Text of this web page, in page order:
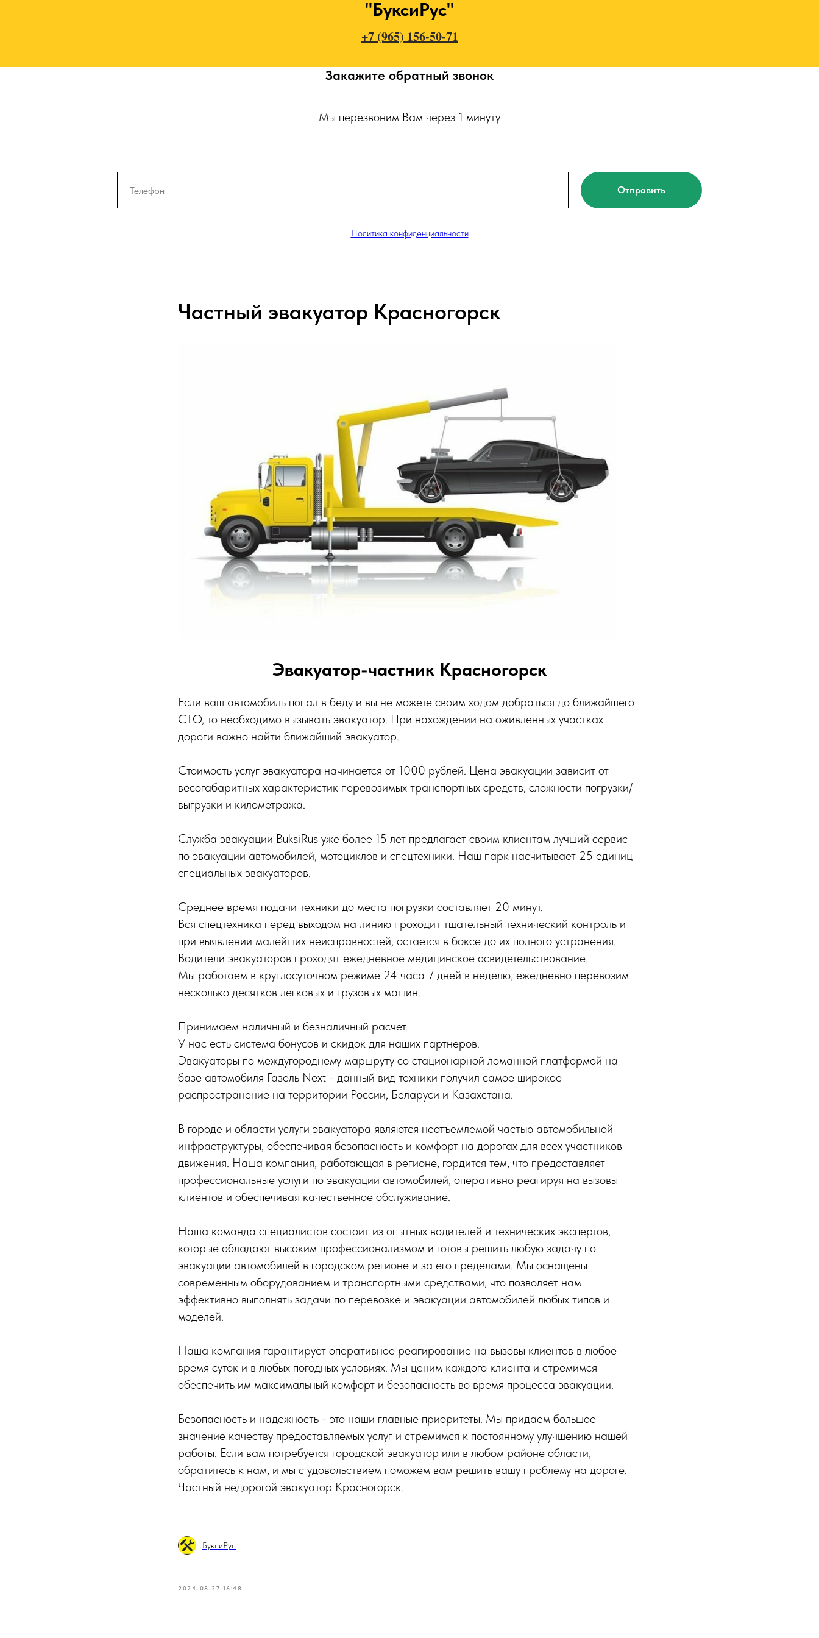
"БуксиРус"
+7 (965) 156-50-71
Закажите обратный звонок
Мы перезвоним Вам через 1 минуту
Отправить
Политика конфиденциальности
Частный эвакуатор Красногорск
Эвакуатор-частник Красногорск
Если ваш автомобиль попал в беду и вы не можете своим ходом добраться до ближайшего
СТО, то необходимо вызывать эвакуатор. При нахождении на оживленных участках
дороги важно найти ближайший эвакуатор.
Стоимость услуг эвакуатора начинается от 1000 рублей. Цена эвакуации зависит от
весогабаритных характеристик перевозимых транспортных средств, сложности погрузки/
выгрузки и километража.
Служба эвакуации BuksiRus уже более 15 лет предлагает своим клиентам лучший сервис
по эвакуации автомобилей, мотоциклов и спецтехники. Наш парк насчитывает 25 единиц
специальных эвакуаторов.
Среднее время подачи техники до места погрузки составляет 20 минут.
Вся спецтехника перед выходом на линию проходит тщательный технический контроль и
при выявлении малейших неисправностей, остается в боксе до их полного устранения.
Водители эвакуаторов проходят ежедневное медицинское освидетельствование.
Мы работаем в круглосуточном режиме 24 часа 7 дней в неделю, ежедневно перевозим
несколько десятков легковых и грузовых машин.
Принимаем наличный и безналичный расчет.
У нас есть система бонусов и скидок для наших партнеров.
Эвакуаторы по междугороднему маршруту со стационарной ломанной платформой на
базе автомобиля Газель Next - данный вид техники получил самое широкое
распространение на территории России, Беларуси и Казахстана.
В городе и области услуги эвакуатора являются неотъемлемой частью автомобильной
инфраструктуры, обеспечивая безопасность и комфорт на дорогах для всех участников
движения. Наша компания, работающая в регионе, гордится тем, что предоставляет
профессиональные услуги по эвакуации автомобилей, оперативно реагируя на вызовы
клиентов и обеспечивая качественное обслуживание.
Наша команда специалистов состоит из опытных водителей и технических экспертов,
которые обладают высоким профессионализмом и готовы решить любую задачу по
эвакуации автомобилей в городском регионе и за его пределами. Мы оснащены
современным оборудованием и транспортными средствами, что позволяет нам
эффективно выполнять задачи по перевозке и эвакуации автомобилей любых типов и
моделей.
Наша компания гарантирует оперативное реагирование на вызовы клиентов в любое
время суток и в любых погодных условиях. Мы ценим каждого клиента и стремимся
обеспечить им максимальный комфорт и безопасность во время процесса эвакуации.
Безопасность и надежность - это наши главные приоритеты. Мы придаем большое
значение качеству предоставляемых услуг и стремимся к постоянному улучшению нашей
работы. Если вам потребуется городской эвакуатор или в любом районе области,
обратитесь к нам, и мы с удовольствием поможем вам решить вашу проблему на дороге.
Частный недорогой эвакуатор Красногорск.
БуксиРус
2024-08-27 16:48